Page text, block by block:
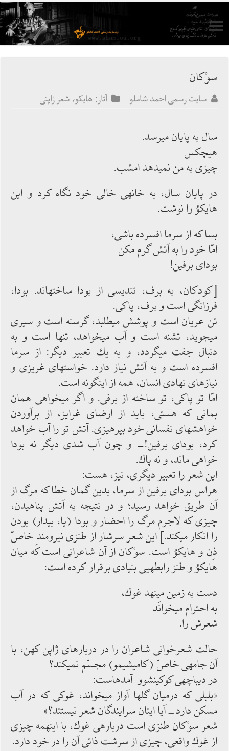
سوْكان
سایت رسمی احمد شاملو آثار: هایکو، شعر ژاپنی
سال به پایان می‏رسد.
هیچ‏كس
چیزی به من نمی‏دهد امشب.
در پایان سال، به خانه‏ی خالی خود نگاه كرد و این
هایكوُ را نوشت.
بسا كه از سرما افسرده ‏باشی،
امّا خود را به آتش گرم ‏مكن
بودای برفین!
[كودكان، به برف، تندیسی از بودا ساخته‏اند. بودا،
فرزانگی است و برف، پاكی.
تن عریان است و پوشش می‏طلبد، گرسنه است و سیری
می‏جوید، تشنه است و آب می‏خواهد، تنها است و به
‏دنبال جفت می‏گردد، و به یك تعبیر دیگر: از سرما
افسرده ‏است و به آتش نیاز دارد. خواست‏های غریزی و
نیازهای نهادی انسان، همه از اینگونه است.
امّا تو پاكی، تو ساخته از برفی. و اگر می‏خواهی همان
بمانی كه هستی، باید از ارضای غرایز، از برآوردن
خواهش‏های نفسانی خود بپرهیزی. آتش تو را آب خواهد
كرد، بودای برفین!- و چون آب شدی دیگر نه بودا
خواهی‏ ماند، و نه پاك.
این شعر را تعبیر دیگری، نیز، هست:
هراس بودای برفین از سرما، بدین گمان خطا كه مرگ از
آن طریق خواهد رسید؛ و در نتیجه به آتش پناهیدن،
چیزی كه لاجرم مرگ را احضار و بودا (یا، بیدار) بودن
را انكار می‏كند.] این شعر سرشار از طنزی نیرومندِ خاصّ
ذِن و هایكوُ است. سوْكان از آن شاعرانی است كه میان
هایكوُ و طنز رابطه‏یی بنیادی برقرار كرده‏ است:
دست به زمین می‏نهد غوك،
به احترام می‏خوانَد
شعرش را.
حالت شعرخوانی شاعران را در دربارهای ژاپن كهن، با
آن جامه‏ی خاصّ (كامی‏شی‏مو) مجسّم نمی‏كند؟
در دیباچه‏ی كوكین‏شوو آمده‏است:
«بلبلی كه درمیان گل‏ها آواز می‏خواند، غوكی كه در آب
مسكن دارد ــ آیا اینان سرایندگان شعر نیستند؟»
شعر سوْكان طنزی است درباره‏ی غوك، با اینهمه چیزی
از غوك واقعی، چیزی از سرشت ذاتی آن را در خود دارد.